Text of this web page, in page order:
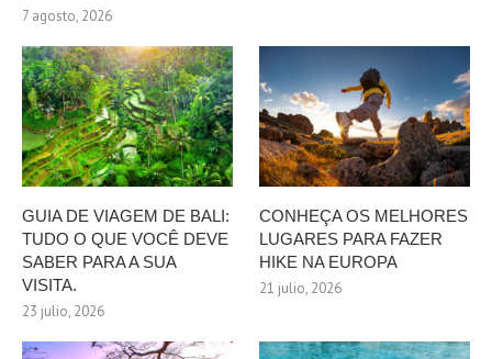
7 agosto, 2026
GUIA DE VIAGEM DE BALI:
TUDO O QUE VOCÊ DEVE
SABER PARA A SUA
VISITA.
23 julio, 2026
CONHEÇA OS MELHORES
LUGARES PARA FAZER
HIKE NA EUROPA
21 julio, 2026